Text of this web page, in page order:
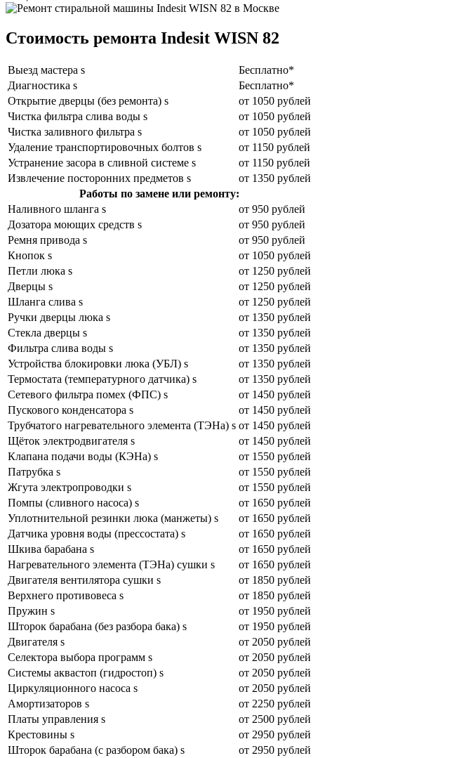
Стоимость ремонта Indesit WISN 82
Выезд мастера s
Бесплатно*
Диагностика s
Бесплатно*
Открытие дверцы (без ремонта) s
от 1050 рублей
Чистка фильтра слива воды s
от 1050 рублей
Чистка заливного фильтра s
от 1050 рублей
Удаление транспортировочных болтов s
от 1150 рублей
Устранение засора в сливной системе s
от 1150 рублей
Извлечение посторонних предметов s
от 1350 рублей
Работы по замене или ремонту:
Наливного шланга s
от 950 рублей
Дозатора моющих средств s
от 950 рублей
Ремня привода s
от 950 рублей
Кнопок s
от 1050 рублей
Петли люка s
от 1250 рублей
Дверцы s
от 1250 рублей
Шланга слива s
от 1250 рублей
Ручки дверцы люка s
от 1350 рублей
Стекла дверцы s
от 1350 рублей
Фильтра слива воды s
от 1350 рублей
Устройства блокировки люка (УБЛ) s
от 1350 рублей
Термостата (температурного датчика) s
от 1350 рублей
Сетевого фильтра помех (ФПС) s
от 1450 рублей
Пускового конденсатора s
от 1450 рублей
Трубчатого нагревательного элемента (ТЭНа) s от 1450 рублей
Щёток электродвигателя s
от 1450 рублей
Клапана подачи воды (КЭНа) s
от 1550 рублей
Патрубка s
от 1550 рублей
Жгута электропроводки s
от 1550 рублей
Помпы (сливного насоса) s
от 1650 рублей
Уплотнительной резинки люка (манжеты) s
от 1650 рублей
Датчика уровня воды (прессостата) s
от 1650 рублей
Шкива барабана s
от 1650 рублей
Нагревательного элемента (ТЭНа) сушки s
от 1650 рублей
Двигателя вентилятора сушки s
от 1850 рублей
Верхнего противовеса s
от 1850 рублей
Пружин s
от 1950 рублей
Шторок барабана (без разбора бака) s
от 1950 рублей
Двигателя s
от 2050 рублей
Селектора выбора программ s
от 2050 рублей
Системы аквастоп (гидростоп) s
от 2050 рублей
Циркуляционного насоса s
от 2050 рублей
Амортизаторов s
от 2250 рублей
Платы управления s
от 2500 рублей
Крестовины s
от 2950 рублей
Шторок барабана (с разбором бака) s
от 2950 рублей